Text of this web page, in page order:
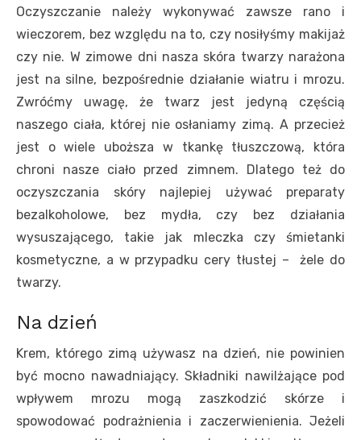
Oczyszczanie należy wykonywać zawsze rano i
wieczorem, bez względu na to, czy nosiłyśmy makijaż
czy nie. W zimowe dni nasza skóra twarzy narażona
jest na silne, bezpośrednie działanie wiatru i mrozu.
Zwróćmy uwagę, że twarz jest jedyną częścią
naszego ciała, której nie osłaniamy zimą. A przecież
jest o wiele uboższa w tkankę tłuszczową, która
chroni nasze ciało przed zimnem. Dlatego też do
oczyszczania skóry najlepiej używać preparaty
bezalkoholowe, bez mydła, czy bez działania
wysuszającego, takie jak mleczka czy śmietanki
kosmetyczne, a w przypadku cery tłustej – żele do
twarzy.
Na dzień
Krem, którego zimą używasz na dzień, nie powinien
być mocno nawadniający. Składniki nawilżające pod
wpływem mrozu mogą zaszkodzić skórze i
spowodować podrażnienia i zaczerwienienia. Jeżeli